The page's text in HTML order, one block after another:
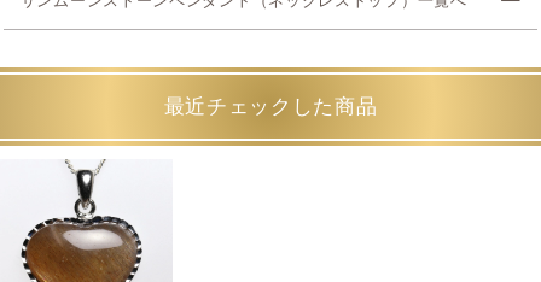
最近チェックした商品